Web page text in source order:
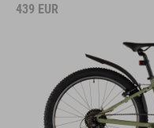
439 EUR